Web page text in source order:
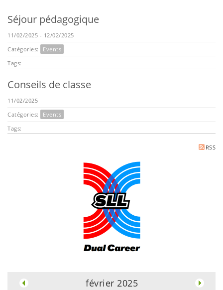
Séjour pédagogique
11/02/2025 - 12/02/2025
Catégories:
Events
Tags:
Conseils de classe
11/02/2025
Catégories:
Events
Tags:
RSS
février 2025